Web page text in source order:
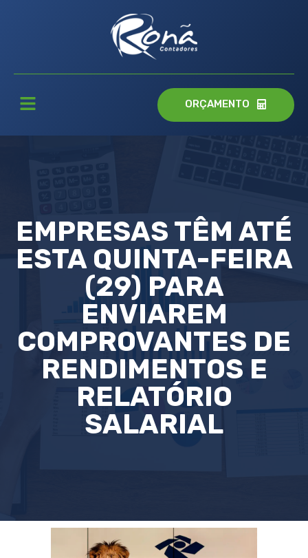
ORÇAMENTO
EMPRESAS TÊM ATÉ
ESTA QUINTA-FEIRA
(29) PARA
ENVIAREM
COMPROVANTES DE
RENDIMENTOS E
RELATÓRIO
SALARIAL